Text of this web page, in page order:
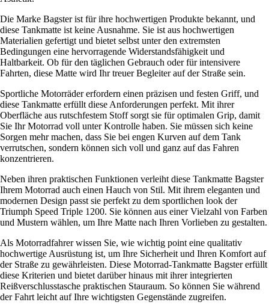
Die Marke Bagster ist für ihre hochwertigen Produkte bekannt, und
diese Tankmatte ist keine Ausnahme. Sie ist aus hochwertigen
Materialien gefertigt und bietet selbst unter den extremsten
Bedingungen eine hervorragende Widerstandsfähigkeit und
Haltbarkeit. Ob für den täglichen Gebrauch oder für intensivere
Fahrten, diese Matte wird Ihr treuer Begleiter auf der Straße sein.
Sportliche Motorräder erfordern einen präzisen und festen Griff, und
diese Tankmatte erfüllt diese Anforderungen perfekt. Mit ihrer
Oberfläche aus rutschfestem Stoff sorgt sie für optimalen Grip, damit
Sie Ihr Motorrad voll unter Kontrolle haben. Sie müssen sich keine
Sorgen mehr machen, dass Sie bei engen Kurven auf dem Tank
verrutschen, sondern können sich voll und ganz auf das Fahren
konzentrieren.
Neben ihren praktischen Funktionen verleiht diese Tankmatte Bagster
Ihrem Motorrad auch einen Hauch von Stil. Mit ihrem eleganten und
modernen Design passt sie perfekt zu dem sportlichen look der
Triumph Speed Triple 1200. Sie können aus einer Vielzahl von Farben
und Mustern wählen, um Ihre Matte nach Ihren Vorlieben zu gestalten.
Als Motorradfahrer wissen Sie, wie wichtig point eine qualitativ
hochwertige Ausrüstung ist, um Ihre Sicherheit und Ihren Komfort auf
der Straße zu gewährleisten. Diese Motorrad-Tankmatte Bagster erfüllt
diese Kriterien und bietet darüber hinaus mit ihrer integrierten
Reißverschlusstasche praktischen Stauraum. So können Sie während
der Fahrt leicht auf Ihre wichtigsten Gegenstände zugreifen.